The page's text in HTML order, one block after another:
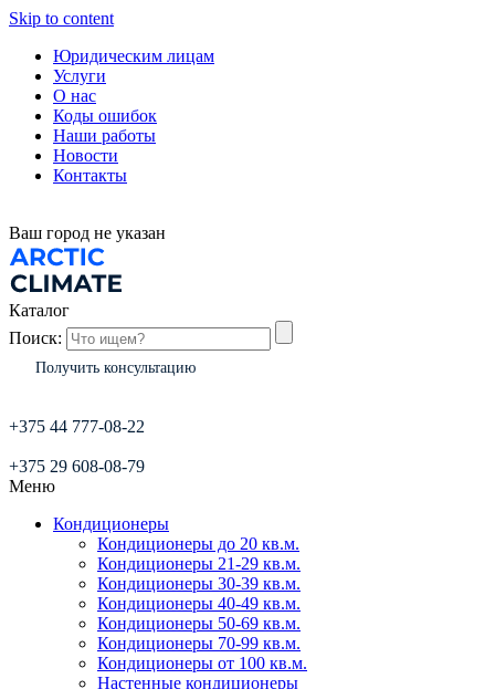
Skip to content
Юридическим лицам
Услуги
О нас
Коды ошибок
Наши работы
Новости
Контакты
Ваш город не указан
Каталог
Поиск:
Получить консультацию
+375 44 777-08-22
+375 29 608-08-79
Меню
Кондиционеры
Кондиционеры до 20 кв.м.
Кондиционеры 21-29 кв.м.
Кондиционеры 30-39 кв.м.
Кондиционеры 40-49 кв.м.
Кондиционеры 50-69 кв.м.
Кондиционеры 70-99 кв.м.
Кондиционеры от 100 кв.м.
Настенные кондиционеры